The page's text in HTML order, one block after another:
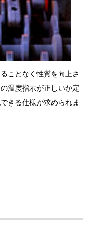
ことなく性質を向上さ
温度指示が正しいか定
きる仕様が求められま